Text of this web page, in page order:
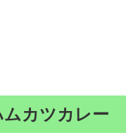
カツカレー